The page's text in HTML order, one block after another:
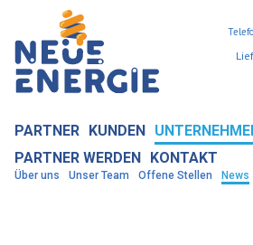
PARTNER KUNDEN
Über uns Unser Team Offene Stellen News
PARTNER WERDEN KONTAKT